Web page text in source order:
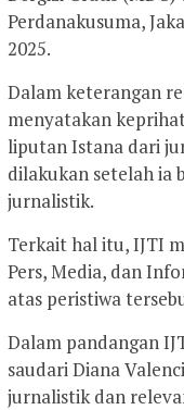
Perdanakusuma,
2025.
Dalam keterangan
menyatakan
liputan Istana dari
dilakukan setelah ia
jurnalistik.
Terkait hal itu, IJTI
Pers, Media, dan
atas peristiwa
Dalam pandangan
saudari Diana
jurnalistik dan